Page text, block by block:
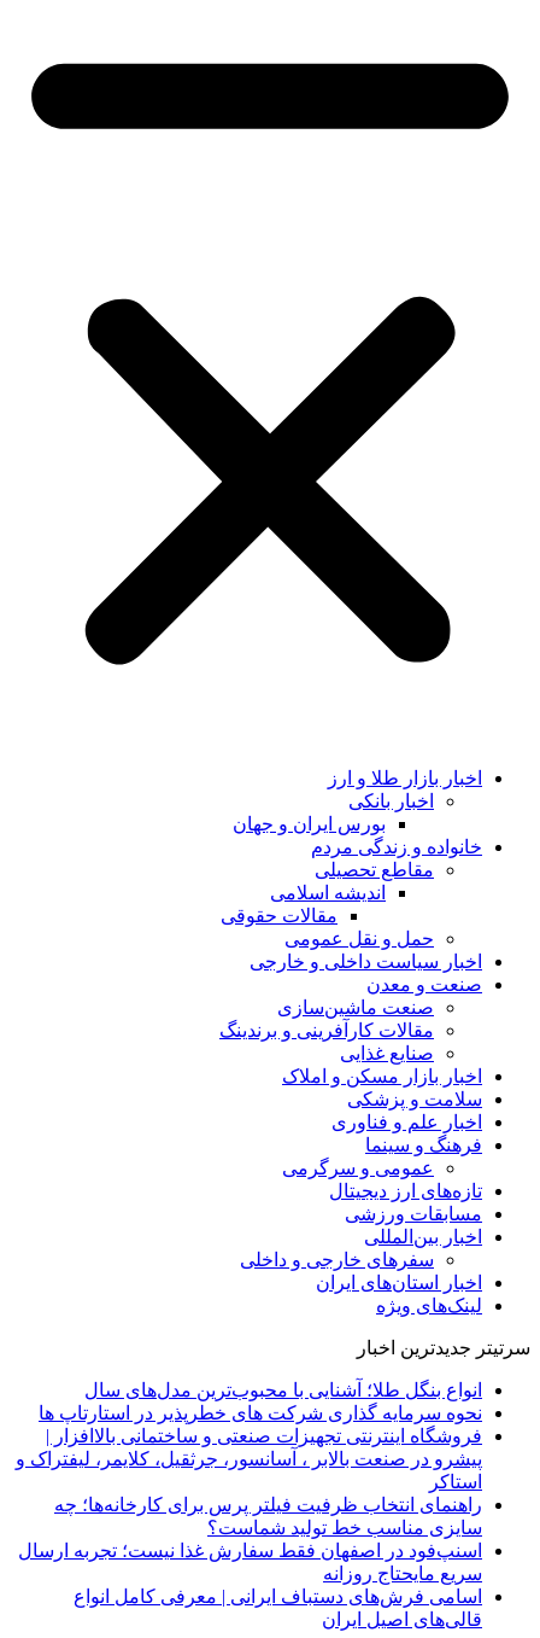
اخبار بازار طلا و ارز
اخبار بانکی
بورس ایران و جهان
خانواده و زندگی مردم
مقاطع تحصیلی
اندیشه اسلامی
مقالات حقوقی
حمل و نقل عمومی
اخبار سیاست داخلی و خارجی
صنعت و معدن
صنعت ماشین‌سازی
مقالات کارآفرینی و برندینگ
صنایع غذایی
اخبار بازار مسکن و املاک
سلامت و پزشکی
اخبار علم و فناوری
فرهنگ و سینما
عمومی و سرگرمی
تازه‌های ارز دیجیتال
مسابقات ورزشی
اخبار بین‌المللی
سفرهای خارجی و داخلی
اخبار استان‌های ایران
لینک‌های ویژه
سرتیتر جدیدترین اخبار
انواع بنگل طلا؛ آشنایی با محبوب‌ترین مدل‌های سال
نحوه سرمایه‌ گذاری شرکت‌ های خطرپذیر در استارتاپ ها
فروشگاه اینترنتی تجهیزات صنعتی و ساختمانی بالاافزار |
پیشرو در صنعت بالابر ، آسانسور، جرثقیل، کلایمر، لیفتراک و
استاکر
راهنمای انتخاب ظرفیت فیلتر پرس برای کارخانه‌ها؛ چه
سایزی مناسب خط تولید شماست؟
اسنپ‌فود در اصفهان فقط سفارش غذا نیست؛ تجربه ارسال
سریع مایحتاج روزانه
اسامی فرش‌های دستباف ایرانی | معرفی کامل انواع
قالی‌های اصیل ایران